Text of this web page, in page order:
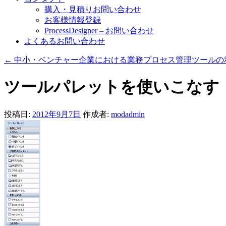
購入・見積りお問い合わせ
お客様情報登録
ProcessDesigner – お問い合わせ
よくあるお問い合わせ
← 中小・ベンチャー企業における業務プロセス管理ツールの
ツールパレットを使いこなす
投稿日: 2012年9月7日 作成者: modadmin